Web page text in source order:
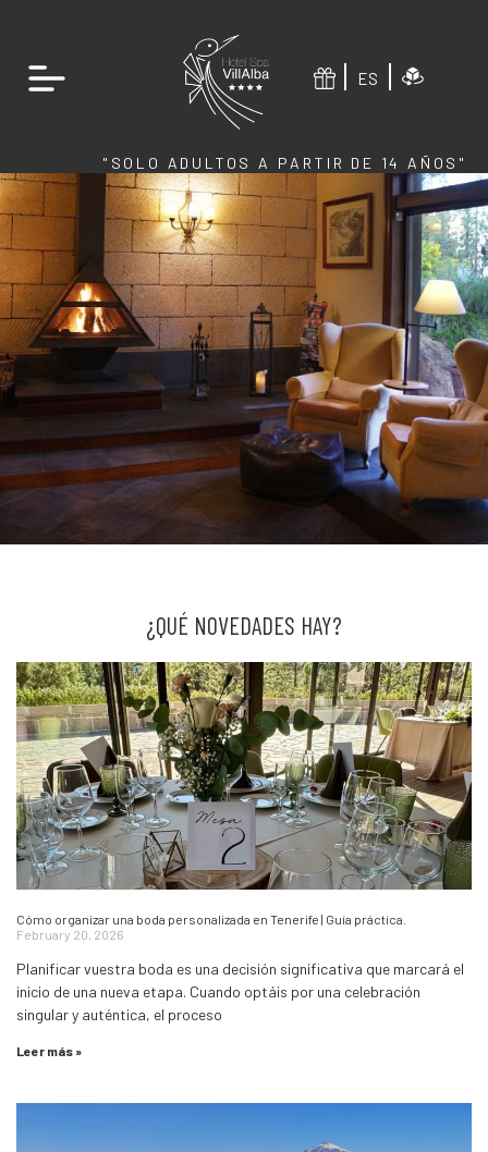
ES
"SOLO ADULTOS A PARTIR DE 14 AÑOS"
¿QUÉ NOVEDADES HAY?
Cómo organizar una boda personalizada en Tenerife | Guía práctica.
February 20, 2026
Planificar vuestra boda es una decisión significativa que marcará el
inicio de una nueva etapa. Cuando optáis por una celebración
singular y auténtica, el proceso
Leer más »